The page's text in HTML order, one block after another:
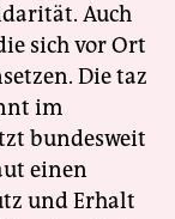
Auch
sich vor Ort
Die taz
im
bundesweit
einen
und Erhalt